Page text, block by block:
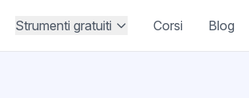
Strumenti gratuiti Corsi Blog